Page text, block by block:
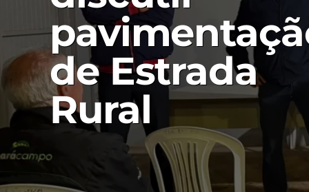
de Estrada
Rural